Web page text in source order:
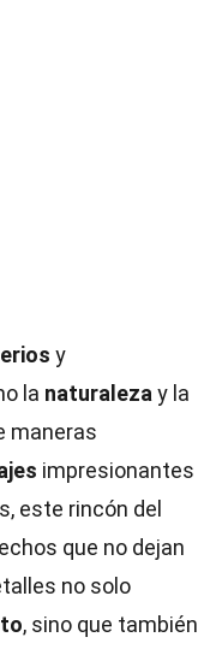
y
la naturaleza y la
maneras
impresionantes
este rincón del
que no dejan
no solo
, sino que también